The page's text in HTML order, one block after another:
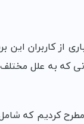
کاربران این
به علل
کردیم که